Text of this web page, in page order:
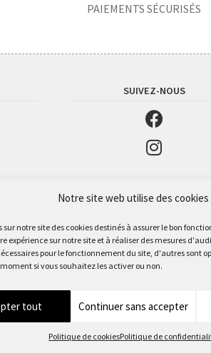
Notre site web utilise des cookies
sur notre site des cookies destinés à assurer le bon
expérience sur notre site et à réaliser des mesures
pour le fonctionnement du site, d'autres sont
si vous souhaitez les activer ou non.
tout Continuer sans accepter
Politique de cookiesPolitique de
PAIEMENTS SÉCURISÉS
SUIVEZ-NOUS